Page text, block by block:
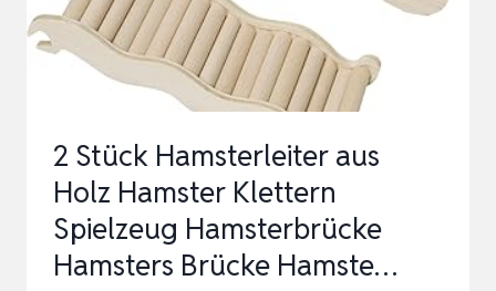
KLETTERBOGEN
MIT
KISSEN,
2 Stück Hamsterleiter aus
Holz Hamster Klettern
Spielzeug Hamsterbrücke
Hamsters Brücke Hamste…